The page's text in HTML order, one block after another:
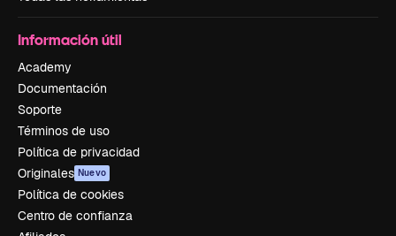
Información útil
Academy
Documentación
Soporte
Términos de uso
Política de privacidad
Originales Nuevo
Política de cookies
Centro de confianza